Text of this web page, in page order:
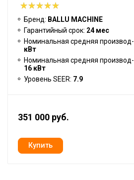
Бренд: BALLU MACHINE
Гарантийный срок: 24 мес
Номинальная средняя
кВт
Номинальная средняя
16 кВт
Уровень SEER: 7.9
351 000 руб.